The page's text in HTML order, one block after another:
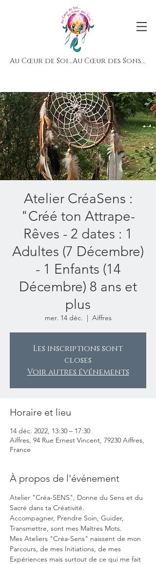
Au Cœur de Soi...Au Cœur des Sons...
Atelier CréaSens :
"Créé ton Attrape-
Rêves - 2 dates : 1
Adultes (7 Décembre)
- 1 Enfants (14
Décembre) 8 ans et
plus
mer. 14 déc.
  |
Aiffres
Les inscriptions sont
closes
Voir autres événements
Horaire et lieu
14 déc. 2022, 13:30 – 17:30
Aiffres, 94 Rue Ernest Vincent, 79230 Aiffres,
France
À propos de l'événement
Atelier "Créa-SENS", Donne du Sens et du
Sacré dans ta Créativité.
Accompagner, Prendre Soin, Guider,
Transmettre, sont mes Maîtres Mots.
Mes Ateliers "Créa-Sens" naissent de mon
Parcours, de mes Initiations, de mes
Expériences mais surtout de ce qui me fait